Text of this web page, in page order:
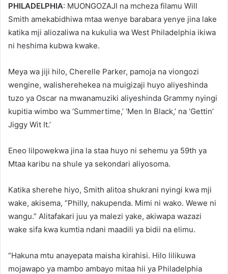
PHILADELPHIA: MUONGOZAJI na mcheza filamu Will
Smith amekabidhiwa mtaa wenye barabara yenye jina lake
katika mji aliozaliwa na kukulia wa West Philadelphia ikiwa
ni heshima kubwa kwake.
Meya wa jiji hilo, Cherelle Parker, pamoja na viongozi
wengine, walisherehekea na muigizaji huyo aliyeshinda
tuzo ya Oscar na mwanamuziki aliyeshinda Grammy nyingi
kupitia wimbo wa ‘Summertime,’ ‘Men In Black,’ na ‘Gettin’
Jiggy Wit It.’
Eneo lilpowekwa jina la staa huyo ni sehemu ya 59th ya
Mtaa karibu na shule ya sekondari aliyosoma.
Katika sherehe hiyo, Smith alitoa shukrani nyingi kwa mji
wake, akisema, “Philly, nakupenda. Mimi ni wako. Wewe ni
wangu.” Alitafakari juu ya malezi yake, akiwapa wazazi
wake sifa kwa kumtia ndani maadili ya bidii na elimu.
“Hakuna mtu anayepata maisha kirahisi. Hilo lilikuwa
mojawapo ya mambo ambayo mitaa hii ya Philadelphia